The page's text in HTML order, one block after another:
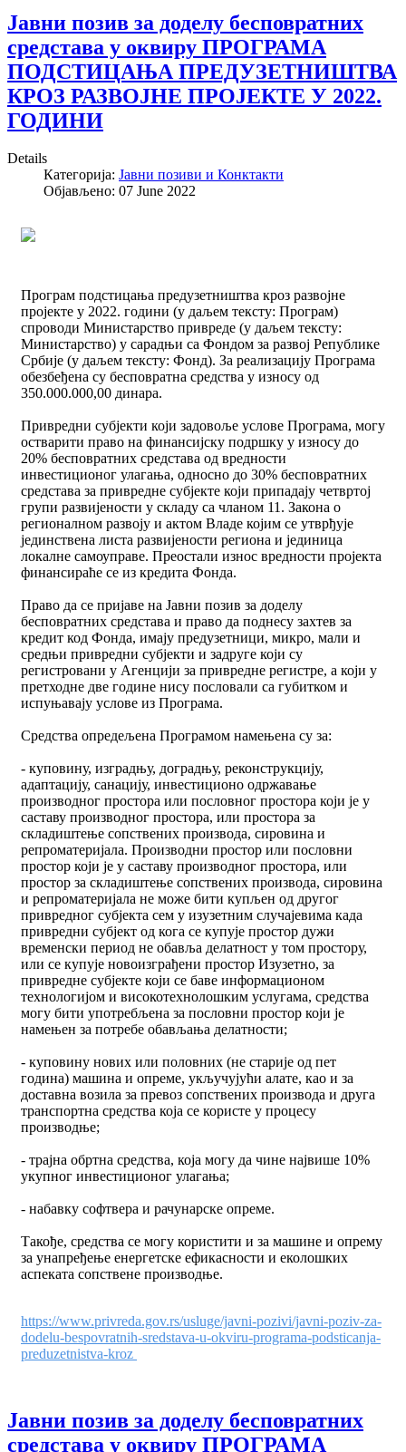
Јавни позив за доделу бесповратних
средстава у оквиру ПРОГРАМА
ПОДСТИЦАЊА ПРЕДУЗЕТНИШТВА
КРОЗ РАЗВОЈНЕ ПРОЈЕКТЕ У 2022.
ГОДИНИ
Details
Категорија: Јавни позиви и Конктакти
Објављено: 07 June 2022
Програм подстицања предузетништва кроз развојне
пројекте у 2022. години (у даљем тексту: Програм)
спроводи Министарство привреде (у даљем тексту:
Министарство) у сарадњи са Фондом за развој Републике
Србије (у даљем тексту: Фонд). За реализацију Програма
обезбеђена су бесповратна средства у износу од
350.000.000,00 динара.
Привредни субјекти који задовоље услове Програма, могу
остварити право на финансијску подршку у износу до
20% бесповратних средстава од вредности
инвестиционог улагања, односно до 30% бесповратних
средстава за привредне субјекте који припадају четвртој
групи развијености у складу са чланом 11. Закона о
регионалном развоју и актом Владе којим се утврђује
јединствена листа развијености региона и јединица
локалне самоуправе. Преостали износ вредности пројекта
финансираће се из кредита Фонда.
Право да се пријаве на Јавни позив за доделу
бесповратних средстава и право да поднесу захтев за
кредит код Фонда, имају предузетници, микро, мали и
средњи привредни субјекти и задруге који су
регистровани у Агенцији за привредне регистре, а који у
претходне две године нису пословали са губитком и
испуњавају услове из Програма.
Средства опредељена Програмом намењена су за:
- куповину, изградњу, доградњу, реконструкцију,
адаптацију, санацију, инвестиционо одржавање
производног простора или пословног простора који је у
саставу производног простора, или простора за
складиштење сопствених производа, сировина и
репроматеријала. Производни простор или пословни
простор који је у саставу производног простора, или
простор за складиштење сопствених производа, сировина
и репроматеријала не може бити купљен од другог
привредног субјекта сем у изузетним случајевима када
привредни субјект од кога се купује простор дужи
временски период не обавља делатност у том простору,
или се купује новоизграђени простор Изузетно, за
привредне субјекте који се баве информационом
технологијом и високотехнолошким услугама, средства
могу бити употребљена за пословни простор који је
намењен за потребе обављања делатности;
- куповину нових или половних (не старије од пет
година) машина и опреме, укључујући алате, као и за
доставна возила за превоз сопствених производа и друга
транспортна средства која се користе у процесу
производње;
- трајна обртна средства, која могу да чине највише 10%
укупног инвестиционог улагања;
- набавку софтвера и рачунарске опреме.
Такође, средства се могу користити и за машине и опрему
за унапређење енергетске ефикасности и еколошких
аспеката сопствене производње.
https://www.privreda.gov.rs/usluge/javni-pozivi/javni-poziv-za-
dodelu-bespovratnih-sredstava-u-okviru-programa-podsticanja-
preduzetnistva-kroz
Јавни позив за доделу бесповратних
средстава у оквиру ПРОГРАМА